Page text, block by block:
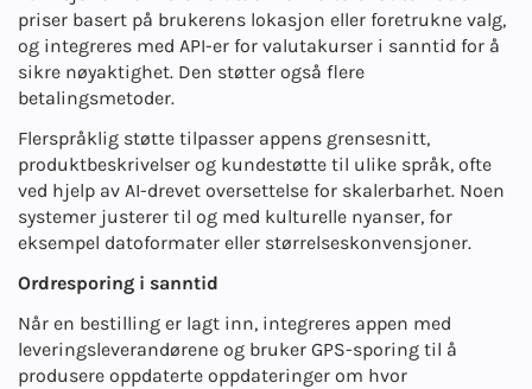
priser basert på brukerens lokasjon eller foretrukne valg,
og integreres med API-er for valutakurser i sanntid for å
sikre nøyaktighet. Den støtter også flere
betalingsmetoder.
Flerspråklig støtte tilpasser appens grensesnitt,
produktbeskrivelser og kundestøtte til ulike språk, ofte
ved hjelp av AI-drevet oversettelse for skalerbarhet. Noen
systemer justerer til og med kulturelle nyanser, for
eksempel datoformater eller størrelseskonvensjoner.
Ordresporing i sanntid
Når en bestilling er lagt inn, integreres appen med
leveringsleverandørene og bruker GPS-sporing til å
produsere oppdaterte oppdateringer om hvor